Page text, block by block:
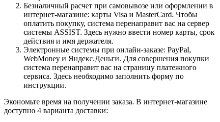
Безналичный расчет при самовывозе или оформлении в
интернет-магазине: карты Visa и MasterCard. Чтобы
оплатить покупку, система перенаправит вас на сервер
системы ASSIST. Здесь нужно ввести номер карты, срок
действия и имя держателя.
Электронные системы при онлайн-заказе: PayPal,
WebMoney и Яндекс.Деньги. Для совершения покупки
система перенаправит вас на страницу платежного
сервиса. Здесь необходимо заполнить форму по
инструкции.
Экономьте время на получении заказа. В интернет-магазине
доступно 4 варианта доставки: